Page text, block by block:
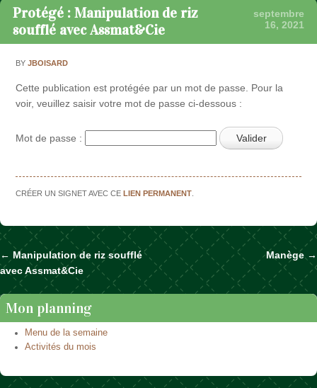
Passer au contenu
Protégé : Manipulation de riz
soufflé avec Assmat&Cie
septembre
16, 2021
BYJBOISARD
Cette publication est protégée par un mot de passe. Pour la
voir, veuillez saisir votre mot de passe ci-dessous :
Mot de passe :
CRÉER UN SIGNET AVEC CELIEN PERMANENT
Naviguer dans les articles
← Manipulation de riz soufflé
avec Assmat&Cie
Manège →
Mon planning
Menu de la semaine
Activités du mois